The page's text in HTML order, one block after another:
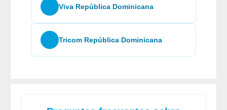
Viva República Dominicana
Tricom República Dominicana